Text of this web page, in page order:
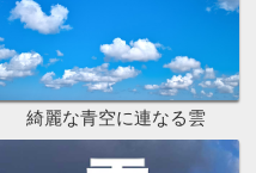
綺麗な青空に連なる雲